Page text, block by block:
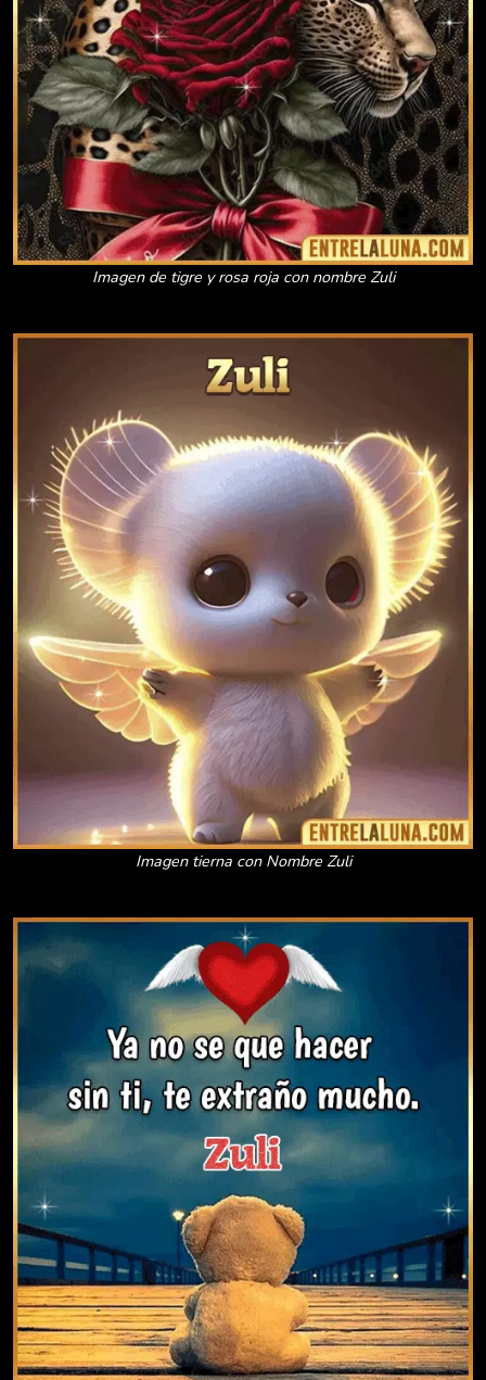
Imagen de tigre y rosa roja con nombre Zuli
Imagen tierna con Nombre Zuli